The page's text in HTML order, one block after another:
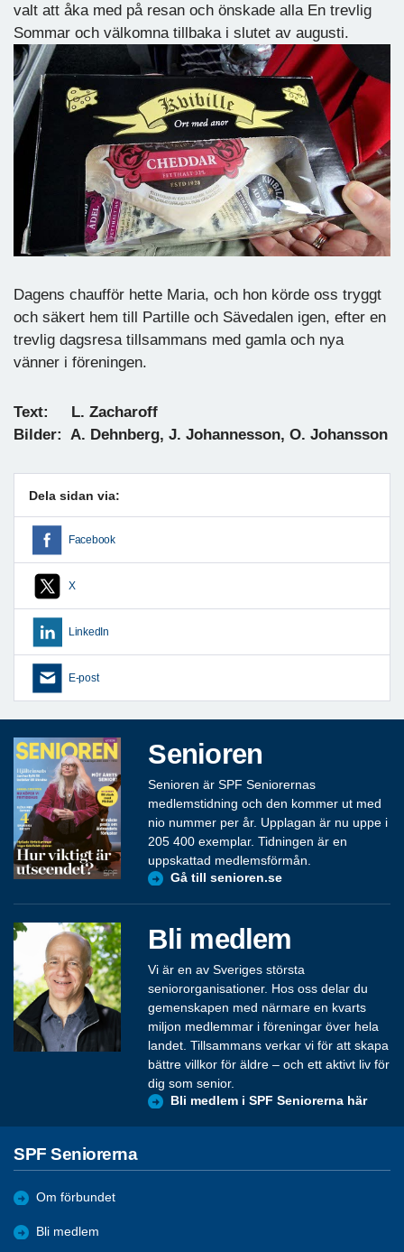
valt att åka med på resan och önskade alla En trevlig
Sommar och välkomna tillbaka i slutet av augusti.
Dagens chaufför hette Maria, och hon körde oss tryggt
och säkert hem till Partille och Sävedalen igen, efter en
trevlig dagsresa tillsammans med gamla och nya
vänner i föreningen.
Text: L. Zacharoff
Bilder: A. Dehnberg, J. Johannesson, O. Johansson
Dela sidan via:
Facebook
X
LinkedIn
E-post
Senioren
Senioren är SPF Seniorernas
medlemstidning och den kommer ut med
nio nummer per år. Upplagan är nu uppe i
205 400 exemplar. Tidningen är en
uppskattad medlemsförmån.
Gå till senioren.se
Bli medlem
Vi är en av Sveriges största
seniororganisationer. Hos oss delar du
gemenskapen med närmare en kvarts
miljon medlemmar i föreningar över hela
landet. Tillsammans verkar vi för att skapa
bättre villkor för äldre – och ett aktivt liv för
dig som senior.
Bli medlem i SPF Seniorerna här
SPF Seniorerna
Om förbundet
Bli medlem